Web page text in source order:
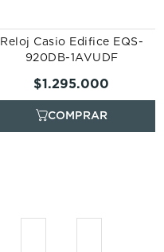
Reloj Casio Edifice EQS-
920DB-1AVUDF
$1.295.000